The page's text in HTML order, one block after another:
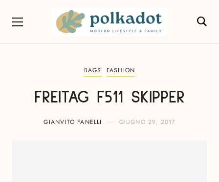
BAGS FASHION
FREITAG F511 SKIPPER
GIANVITO FANELLI GIUGNO 29, 2017